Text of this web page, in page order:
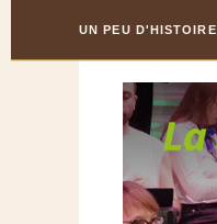
Content
la
UN PEU D'HISTOIRE